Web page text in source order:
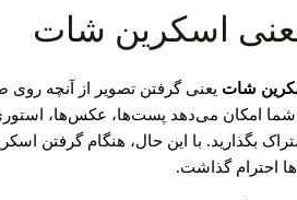
اسکرین شات
شات یعنی گرفتن تصویر از آنچه
شما امکان می‌دهد پست‌ها، عکس‌ها، استوری‌ها
بگذارید. با این حال، هنگام گرفتن
احترام گذاشت.